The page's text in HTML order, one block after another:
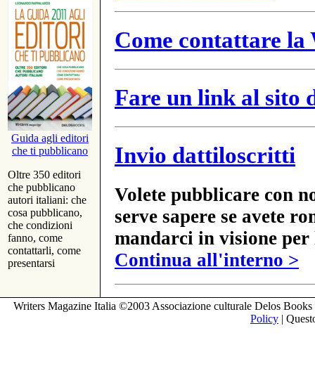
Guida agli editori
che ti pubblicano
Oltre 350 editori
che pubblicano
autori italiani: che
cosa pubblicano,
che condizioni
fanno, come
contattarli, come
presentarsi
Come contattare
Fare un link al sito
Invio dattiloscritti
Volete pubblicare con
serve sapere se avete
mandarci in visione
Continua all'interno >
Writers Magazine Italia ©2003 Associazione culturale Delos
Policy |